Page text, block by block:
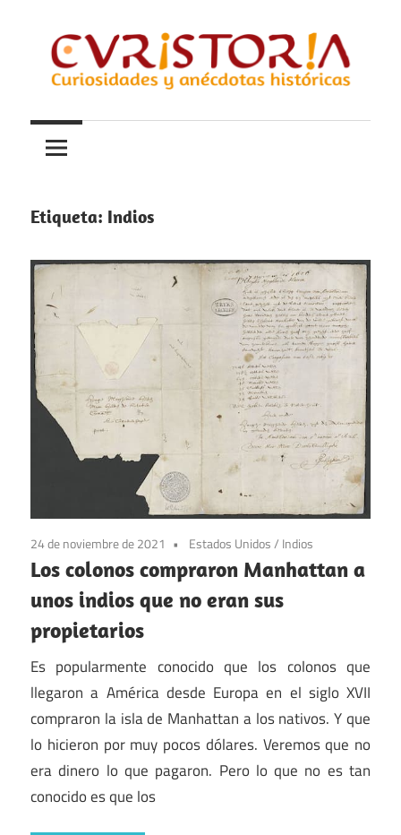
contenido
Curistoria
y
anécdotas
historia
Etiqueta: Indios
24 de noviembre de 2021 Estados Unidos/ Indios
Los colonos compraron Manhattan a
unos indios que no eran sus
propietarios
Es popularmente conocido que los colonos que
llegaron a América desde Europa en el siglo XVII
compraron la isla de Manhattan a los nativos. Y que
lo hicieron por muy pocos dólares. Veremos que no
era dinero lo que pagaron. Pero lo que no es tan
conocido es que los